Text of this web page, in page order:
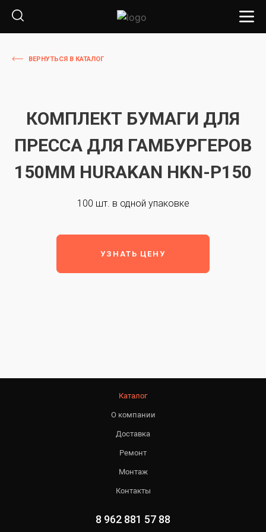
ВЕРНУТЬСЯ В КАТАЛОГ
КОМПЛЕКТ БУМАГИ ДЛЯ
ПРЕССА ДЛЯ ГАМБУРГЕРОВ
150ММ HURAKAN HKN-P150
100 шт. в одной упаковке
УЗНАТЬ ЦЕНУ
Каталог
О компании
Доставка
Ремонт
Монтаж
Контакты
8 962 881 57 88